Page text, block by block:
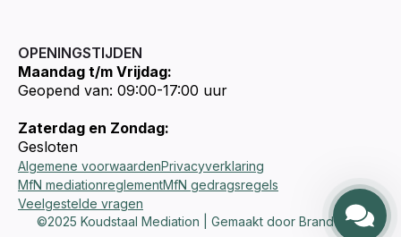
OPENINGSTIJDEN
Maandag t/m Vrijdag:
Geopend van: 09:00-17:00 uur
Zaterdag en Zondag:
Gesloten
Algemene voorwaardenPrivacyverklaring
MfN mediationreglementMfN gedragsregels
Veelgestelde vragen
©2025 Koudstaal Mediation | Gemaakt door Brandways